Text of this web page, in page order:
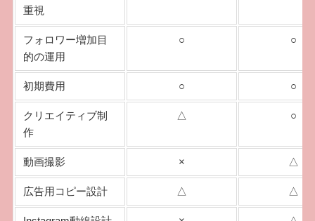
重視
フォロワー増加目
的の運用
○ ○
初期費用 ○ ○
クリエイティブ制
作
△ ○
動画撮影 × △
広告用コピー設計 △ △